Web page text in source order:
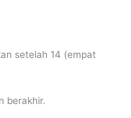
setelah 14 (empat
berakhir.